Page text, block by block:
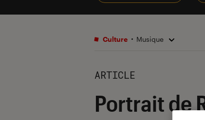
Culture Musique
ARTICLE
Portrait de